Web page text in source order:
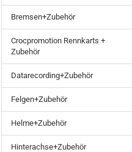
Bremsen+Zubehör
Crocpromotion Rennkarts +
Zubehör
Datarecording+Zubehör
Felgen+Zubehör
Helme+Zubehör
Hinterachse+Zubehör